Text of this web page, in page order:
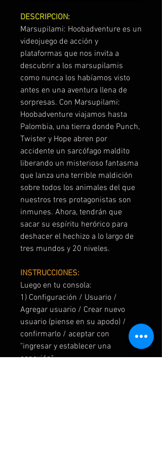
DESCRIPCION:
Marsupilami: Hoobadventure es un
videojuego de acción y
plataformas que nos invita a
descubrir a los marsupilamis
como nunca los habíamos visto
antes en una aventura llena de
sorpresas. Con Marsupilami:
Hoobadventure viajamos hasta
Palombia, una tierra donde Punch,
Twister y Hope abren por
accidente un sarcófago maldito
liberando un misterioso fantasma
que lanza una terrible maldición
sobre todos los animales del que
nuestros tres protagonistas son
inmunes. Ahora, tendrán que
sacar su espíritu herórico para
deshacer el hechizo a lo largo de
tres mundos y 20 niveles.
INSTRUCCIONES:
Luego en tu consola:
1) Configuración / Usuario /
Agregar usuario / Crear nuevo
usuario (piense en su apodo) /
confirmarlo / aceptar con
"ingresar y establecer una
conexión"